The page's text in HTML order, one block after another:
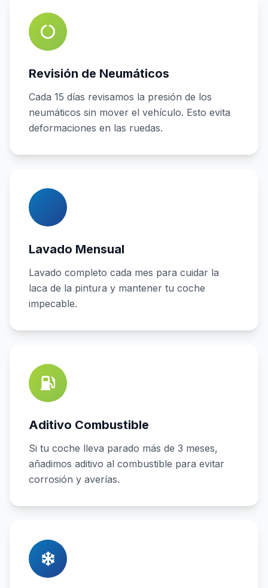
Revisión de Neumáticos
Cada 15 días revisamos la presión de los
neumáticos sin mover el vehículo. Esto evita
deformaciones en las ruedas.
Lavado Mensual
Lavado completo cada mes para cuidar la
laca de la pintura y mantener tu coche
impecable.
Aditivo Combustible
Si tu coche lleva parado más de 3 meses,
añadimos aditivo al combustible para evitar
corrosión y averías.